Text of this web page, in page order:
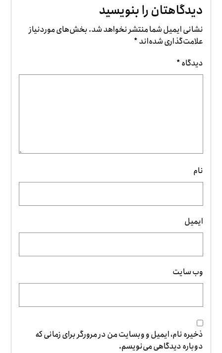
دیدگاهتان را بنویسید
نشانی ایمیل شما منتشر نخواهد شد.بخش‌های موردنیاز
علامت‌گذاری شده‌اند*
دیدگاه*
نام
ایمیل
وب‌ سایت
ذخیره نام، ایمیل و وبسایت من در مرورگر برای زمانی که
دوباره دیدگاهی می‌نویسم.